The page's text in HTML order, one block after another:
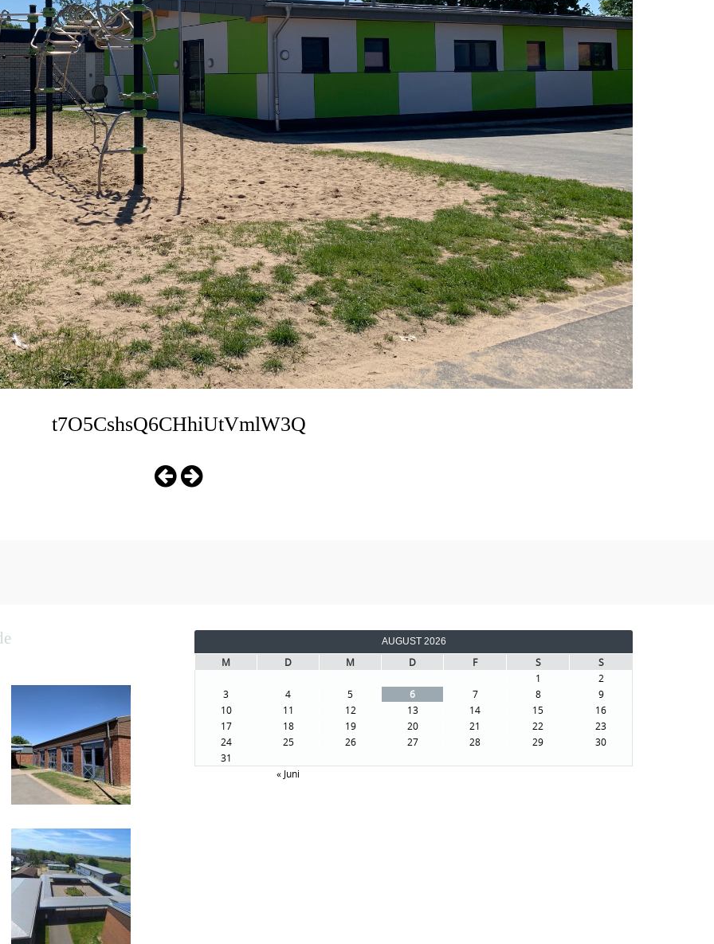
t7O5CshsQ6CHhiUtVmlW3Q
AUGUST 2026
M D M D F S S
« Juni
1
2
3
4 5 6 7 8
9
10
11 12 13 14 15
16
17
18 19 20 21 22
23
24
25 26 27 28 29
30
31